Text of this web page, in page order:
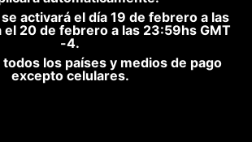
activará el día 19 de febrero a las
20 de febrero a las 23:59hs GMT
-4.
los países y medios de pago
excepto celulares.